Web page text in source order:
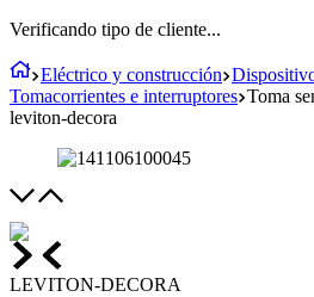
Verificando tipo de cliente...
Eléctrico y construcción
Tomacorrientes e interruptores Toma
leviton-decora
LEVITON-DECORA